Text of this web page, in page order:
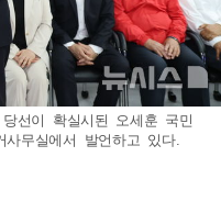
선이 확실시된 오세훈 국민
무실에서 발언하고 있다.